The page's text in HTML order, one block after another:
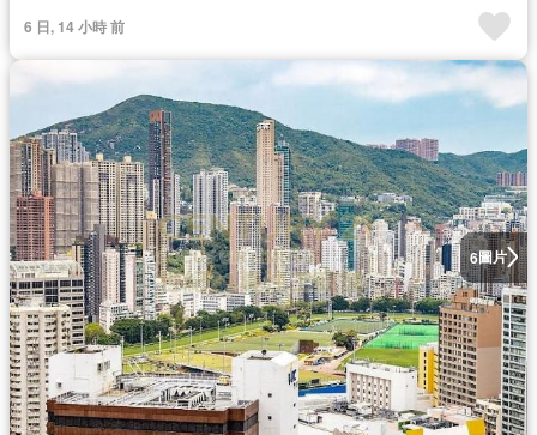
6 日, 14 小時 前
6圖片